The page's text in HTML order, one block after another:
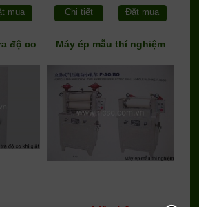
mua Chi tiết Đặt mua
độ co
Máy ép mẫu thí nghiệm